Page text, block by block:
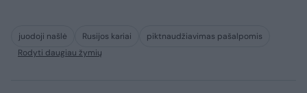
juodoji našlė Rusijos kariai
piktnaudžiavimas pašalpomis
Rodyti daugiau žymių